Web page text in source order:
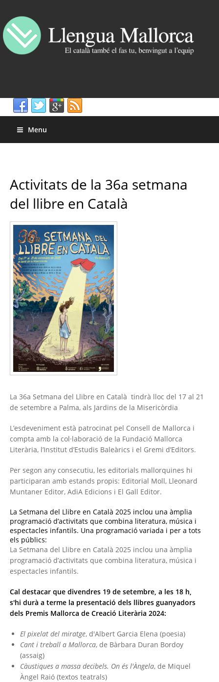
Menu
Activitats de la 36a setmana
del llibre en Català
La 36a Setmana del Llibre en Català tindrà lloc del 17 al 21
de setembre a Palma, als Jardins de la Misericòrdia
L’esdeveniment està patrocinat pel Consell de Mallorca i
compta amb la col·laboració de la Fundació Mallorca
Literària, l’Institut d’Estudis Baleàrics i el Gremi d’Editors.
Per segon any consecutiu, les editorials mallorquines hi
participaran amb estands propis: Editorial Moll, Lleonard
Muntaner Editor, AdiA Edicions i El Gall Editor.
La Setmana del Llibre en Català 2025 inclou una àmplia
programació d’activitats que combina literatura, música i
espectacles infantils. Una programació variada i per a tots
els públics:
La Setmana del Llibre en Català 2025 inclou una àmplia
programació d’activitats que combina literatura, música i
espectacles infantils.
Cal destacar que divendres 19 de setembre, a les 18 h,
s'hi durà a terme la presentació dels llibres guanyadors
dels Premis Mallorca de Creació Literària 2024:
El pixelat del miratge, d'Albert Garcia Elena (poesia)
Cant i treball a Mallorca, de Bàrbara Duran Bordoy
(assaig)
Càustiques a massa decibels. On és l'Àngela, de Miquel
Àngel Raió (textos teatrals)